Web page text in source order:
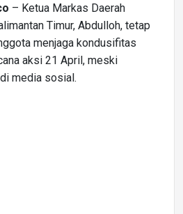
– Ketua Markas Daerah
Timur, Abdulloh, tetap
menjaga kondusifitas
aksi 21 April, meski
media sosial.